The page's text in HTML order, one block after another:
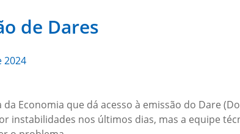
de Dares
2024
Economia que dá acesso à emissão do Dare
instabilidades nos últimos dias, mas a equipe